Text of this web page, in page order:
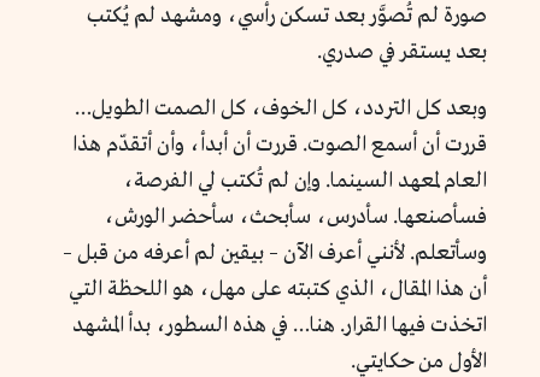
صورة لم تُصوَّر بعد تسكن رأسي، ومشهد لم يُكتب
بعد يستقر في صدري.
وبعد كل التردد، كل الخوف، كل الصمت الطويل…
قررت أن أسمع الصوت. قررت أن أبدأ، وأن أتقدّم هذا
العام لمعهد السينما. وإن لم تُكتب لي الفرصة،
فسأصنعها. سأدرس، سأبحث، سأحضر الورش،
وسأتعلم. لأنني أعرف الآن – بيقين لم أعرفه من قبل –
أن هذا المقال، الذي كتبته على مهل، هو اللحظة التي
اتخذت فيها القرار. هنا… في هذه السطور، بدأ المشهد
الأول من حكايتي.